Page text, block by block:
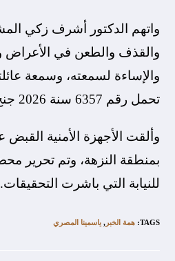
واتهم الدكتور أشرف زكي
والقذف والطعن في الأعراض
والإساءة لسمعته، وسمعة
تحمل رقم 6357 سنة 2026 جنح النزهة.
وألقت الأجهزة الأمنية القبض
بمنطقة النزهة، وتم تحرير
للنيابة التي باشرت التحقيقات.
TAGS
:همة الخبر, ياسمينا المصري